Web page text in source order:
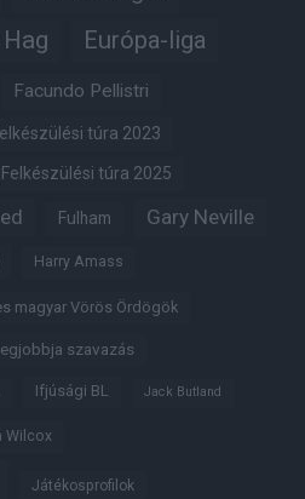
Európa-liga
Facundo Pellistri
túra 2023
Felkészülési túra 2025
Fulham Gary Neville
Harry Amass
magyar Vörös Ördögök
szavazás
Ifjúsági BL Jack Butland
Wilcox
Játékosprofilok